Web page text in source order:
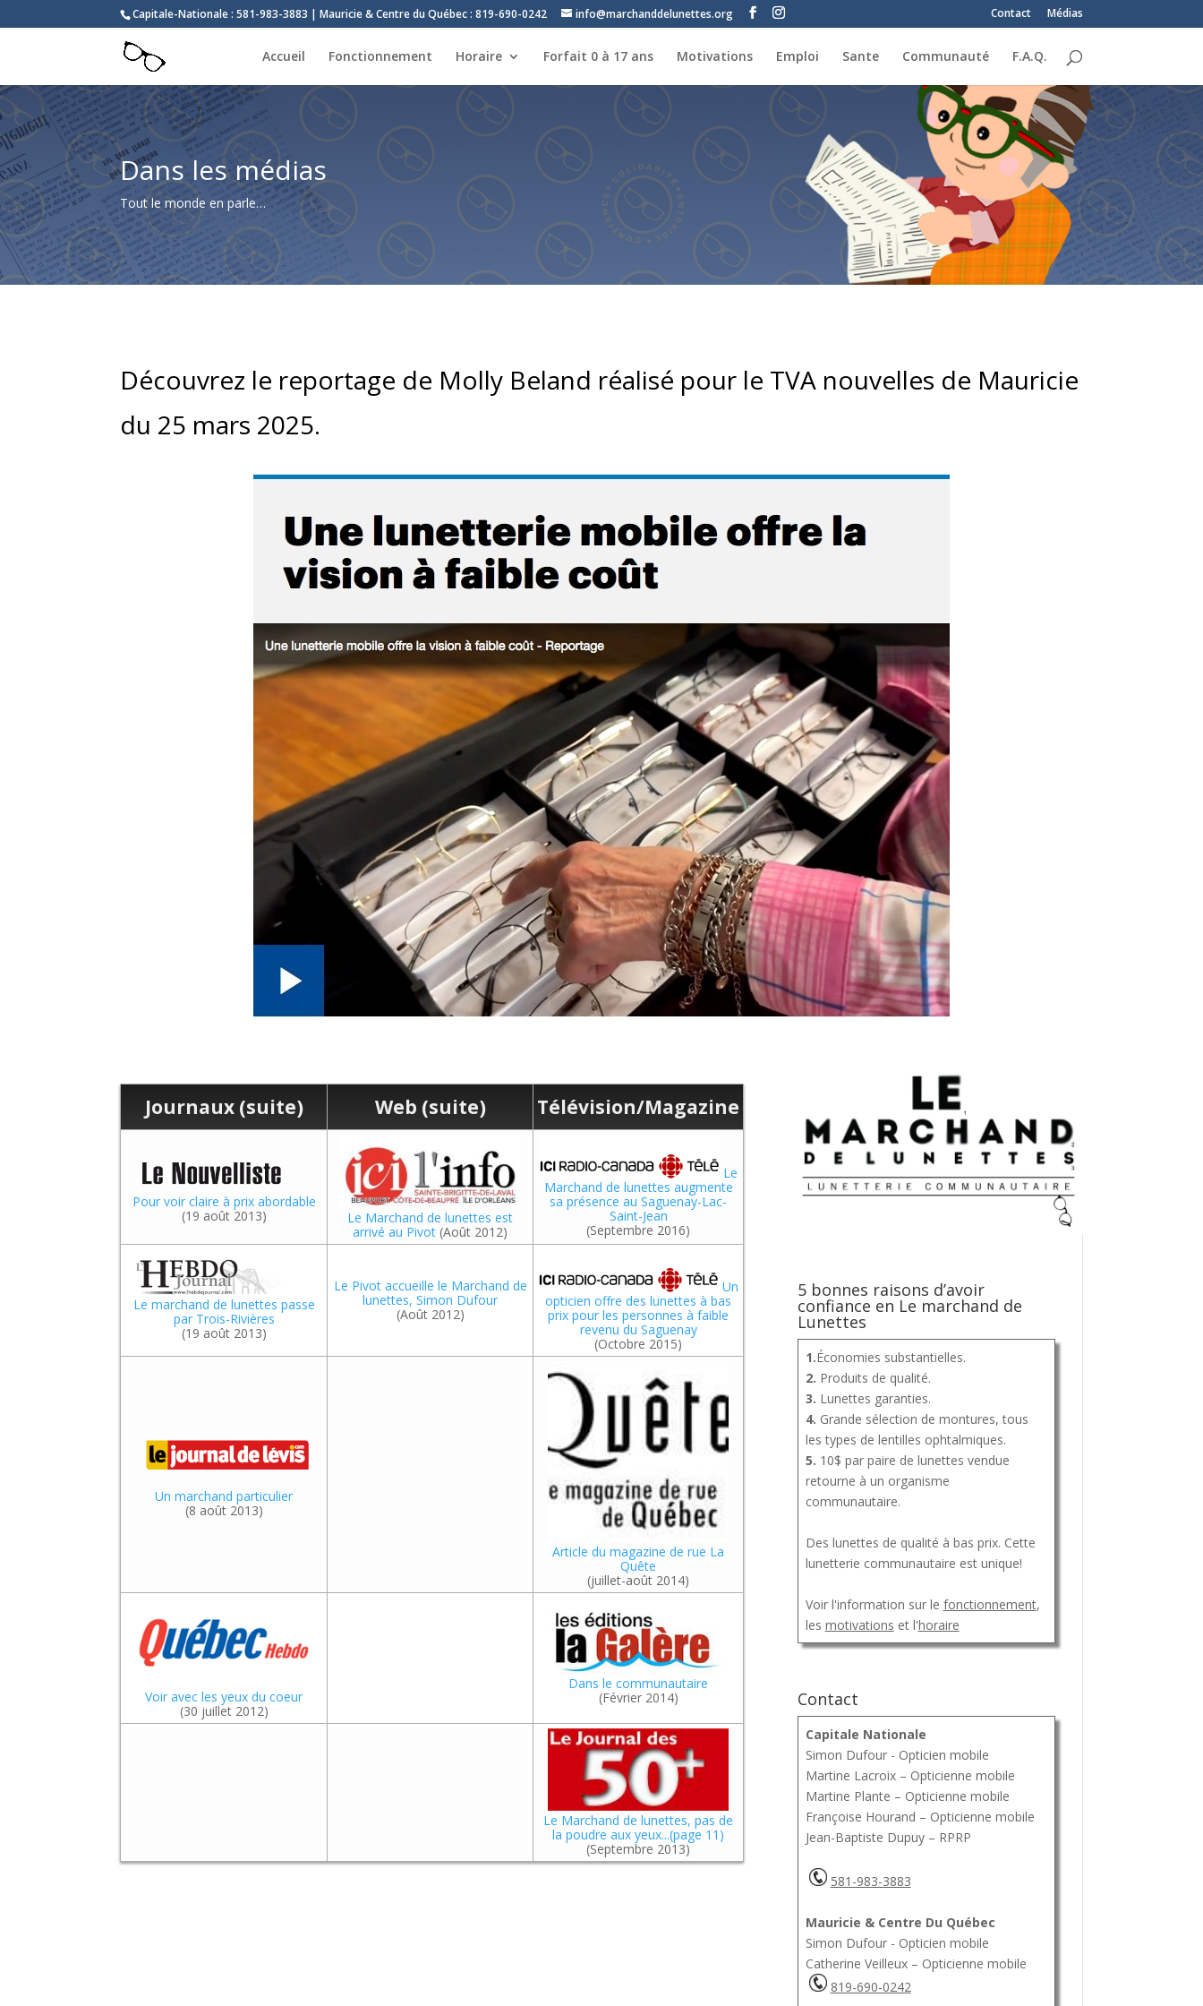
Capitale-Nationale : 581-983-3883 | Mauricie & Centre du Québec : 819-690-0242 info@marchanddelunettes.org Contact Médias
Accueil Fonctionnement Horaire Forfait 0 à 17 ans Motivations Emploi Sante Communauté F.A.Q.
Dans les médias
Tout le monde en parle…
Découvrez le reportage de Molly Beland réalisé pour le TVA nouvelles de Mauricie
du 25 mars 2025.
Journaux (suite) Web (suite) Télévision/Magazine
Pour voir claire à prix abordable
(19 août 2013)
Le Marchand de lunettes est
arrivé au Pivot (Août 2012)
Le
Marchand de lunettes augmente
sa présence au Saguenay-Lac-
Saint-Jean
(Septembre 2016)
Le marchand de lunettes passe
par Trois-Rivières
(19 août 2013)
Le Pivot accueille le Marchand de
lunettes, Simon Dufour
(Août 2012)
Un
opticien offre des lunettes à bas
prix pour les personnes à faible
revenu du Saguenay
(Octobre 2015)
Un marchand particulier
(8 août 2013)
Article du magazine de rue La
Quête
(juillet-août 2014)
Voir avec les yeux du coeur
(30 juillet 2012)
Dans le communautaire
(Février 2014)
Le Marchand de lunettes, pas de
la poudre aux yeux...(page 11)
(Septembre 2013)
5 bonnes raisons d’avoir
confiance en Le marchand de
Lunettes
1.Économies substantielles.
2. Produits de qualité.
3. Lunettes garanties.
4. Grande sélection de montures, tous
les types de lentilles ophtalmiques.
5. 10$ par paire de lunettes vendue
retourne à un organisme
communautaire.
Des lunettes de qualité à bas prix. Cette
lunetterie communautaire est unique!
Voir l'information sur le fonctionnement,
les motivations et l'horaire
Contact
Capitale Nationale
Simon Dufour - Opticien mobile
Martine Lacroix – Opticienne mobile
Martine Plante – Opticienne mobile
Françoise Hourand – Opticienne mobile
Jean-Baptiste Dupuy – RPRP
581-983-3883
Mauricie & Centre Du Québec
Simon Dufour - Opticien mobile
Catherine Veilleux – Opticienne mobile
819-690-0242